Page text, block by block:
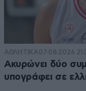
ΑΘΛΗΤΙΚΑ07·08·2026
Ακυρώνει δύο
υπογράφει σε